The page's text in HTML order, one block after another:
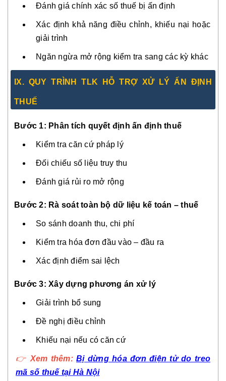
Đánh giá chính xác số thuế bị ấn định
Xác định khả năng điều chỉnh, khiếu nại hoặc
giải trình
Ngăn ngừa mở rộng kiểm tra sang các kỳ khác
IX. QUY TRÌNH TLK HỖ TRỢ XỬ LÝ ẤN ĐỊNH
THUẾ
Bước 1: Phân tích quyết định ấn định thuế
Kiểm tra căn cứ pháp lý
Đối chiếu số liệu truy thu
Đánh giá rủi ro mở rộng
Bước 2: Rà soát toàn bộ dữ liệu kế toán – thuế
So sánh doanh thu, chi phí
Kiểm tra hóa đơn đầu vào – đầu ra
Xác định điểm sai lệch
Bước 3: Xây dựng phương án xử lý
Giải trình bổ sung
Đề nghị điều chỉnh
Khiếu nại nếu có căn cứ
👉 Xem thêm:Bị dừng hóa đơn điện tử do treo
mã số thuế tại Hà Nội